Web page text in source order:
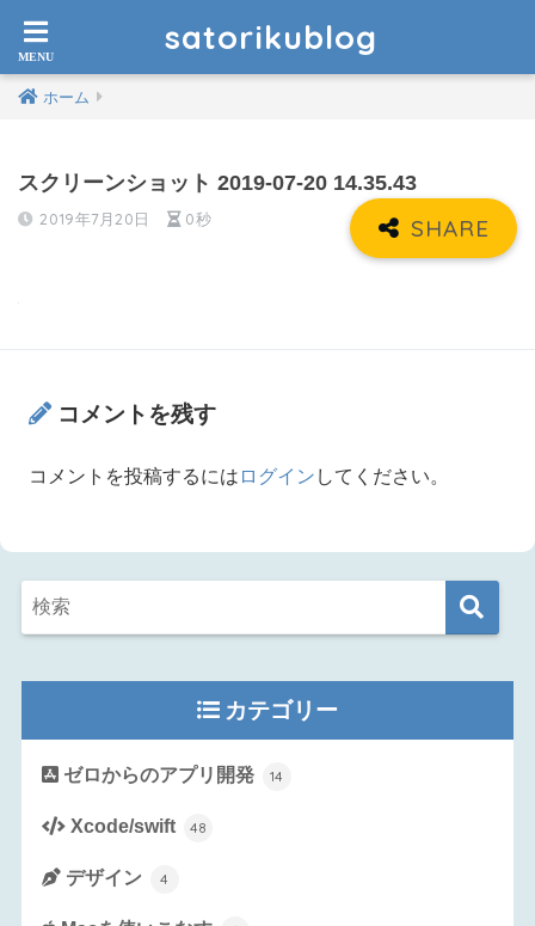
satorikublog
ホーム
スクリーンショット 2019-07-20 14.35.43
2019年7月20日 0秒
コメントを残す
コメントを投稿するには ログイン してください。
カテゴリー
ゼロからのアプリ開発 14
Xcode/swift 48
デザイン 4